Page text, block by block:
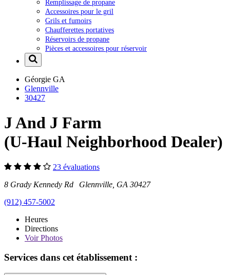
Remplissage de propane
Accessoires pour le gril
Grils et fumoirs
Chaufferettes portatives
Réservoirs de propane
Pièces et accessoires pour réservoir
Géorgie GA
Glennville
30427
J And J Farm
(U-Haul Neighborhood Dealer)
23 évaluations
8 Grady Kennedy Rd Glennville, GA 30427
(912) 457-5002
Heures
Directions
VoirPhotos
Services dans cet établissement :